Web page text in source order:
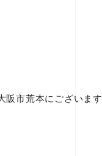
阪市荒本にございます